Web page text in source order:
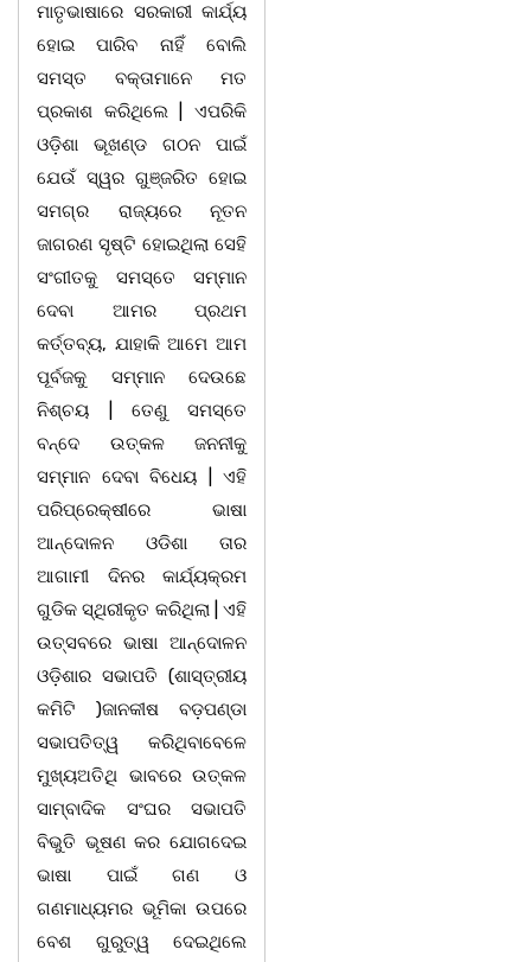
ମାତୃଭାଷାରେ ସରକାରୀ କାର୍ଯ୍ୟ
ହୋଇ ପାରିବ ନାହିଁ ବୋଲି
ସମସ୍ତ ବକ୍ତାମାନେ ମତ
ପ୍ରକାଶ କରିଥିଲେ | ଏପରିକି
ଓଡ଼ିଶା ଭୂଖଣ୍ଡ ଗଠନ ପାଇଁ
ଯେଉଁ ସ୍ୱର ଗୁଞ୍ଜରିତ ହୋଇ
ସମଗ୍ର ରାଜ୍ୟରେ ନୂତନ
ଜାଗରଣ ସୃଷ୍ଟି ହୋଇଥିଲା ସେହି
ସଂଗୀତକୁ ସମସ୍ତେ ସମ୍ମାନ
ଦେବା ଆମର ପ୍ରଥମ
କର୍ତ୍ତବ୍ୟ, ଯାହାକି ଆମେ ଆମ
ପୂର୍ବଜକୁ ସମ୍ମାନ ଦେଉଛେ
ନିଶ୍ଚୟ | ତେଣୁ ସମସ୍ତେ
ବନ୍ଦେ ଉତ୍କଳ ଜନନୀକୁ
ସମ୍ମାନ ଦେବା ବିଧେୟ | ଏହି
ପରିପ୍ରେକ୍ଷୀରେ ଭାଷା
ଆନ୍ଦୋଳନ ଓଡିଶା ତାର
ଆଗାମୀ ଦିନର କାର୍ଯ୍ୟକ୍ରମ
ଗୁଡିକ ସ୍ଥିରୀକୃତ କରିଥିଲା | ଏହି
ଉତ୍ସବରେ ଭାଷା ଆନ୍ଦୋଳନ
ଓଡ଼ିଶାର ସଭାପତି (ଶାସ୍ତ୍ରୀୟ
କମିଟି )ଜାନକୀଷ ବଡ଼ପଣ୍ଡା
ସଭାପତିତ୍ୱ କରିଥିବାବେଳେ
ମୁଖ୍ୟଅତିଥି ଭାବରେ ଉତ୍କଳ
ସାମ୍ବାଦିକ ସଂଘର ସଭାପତି
ବିଭୁତି ଭୂଷଣ କର ଯୋଗଦେଇ
ଭାଷା ପାଇଁ ଗଣ ଓ
ଗଣମାଧ୍ୟମର ଭୂମିକା ଉପରେ
ବେଶ ଗୁରୁତ୍ୱ ଦେଇଥିଲେ